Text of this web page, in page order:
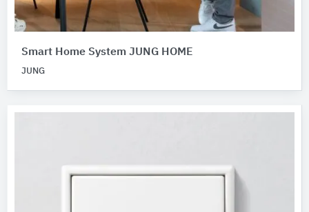
Smart Home System JUNG HOME
JUNG